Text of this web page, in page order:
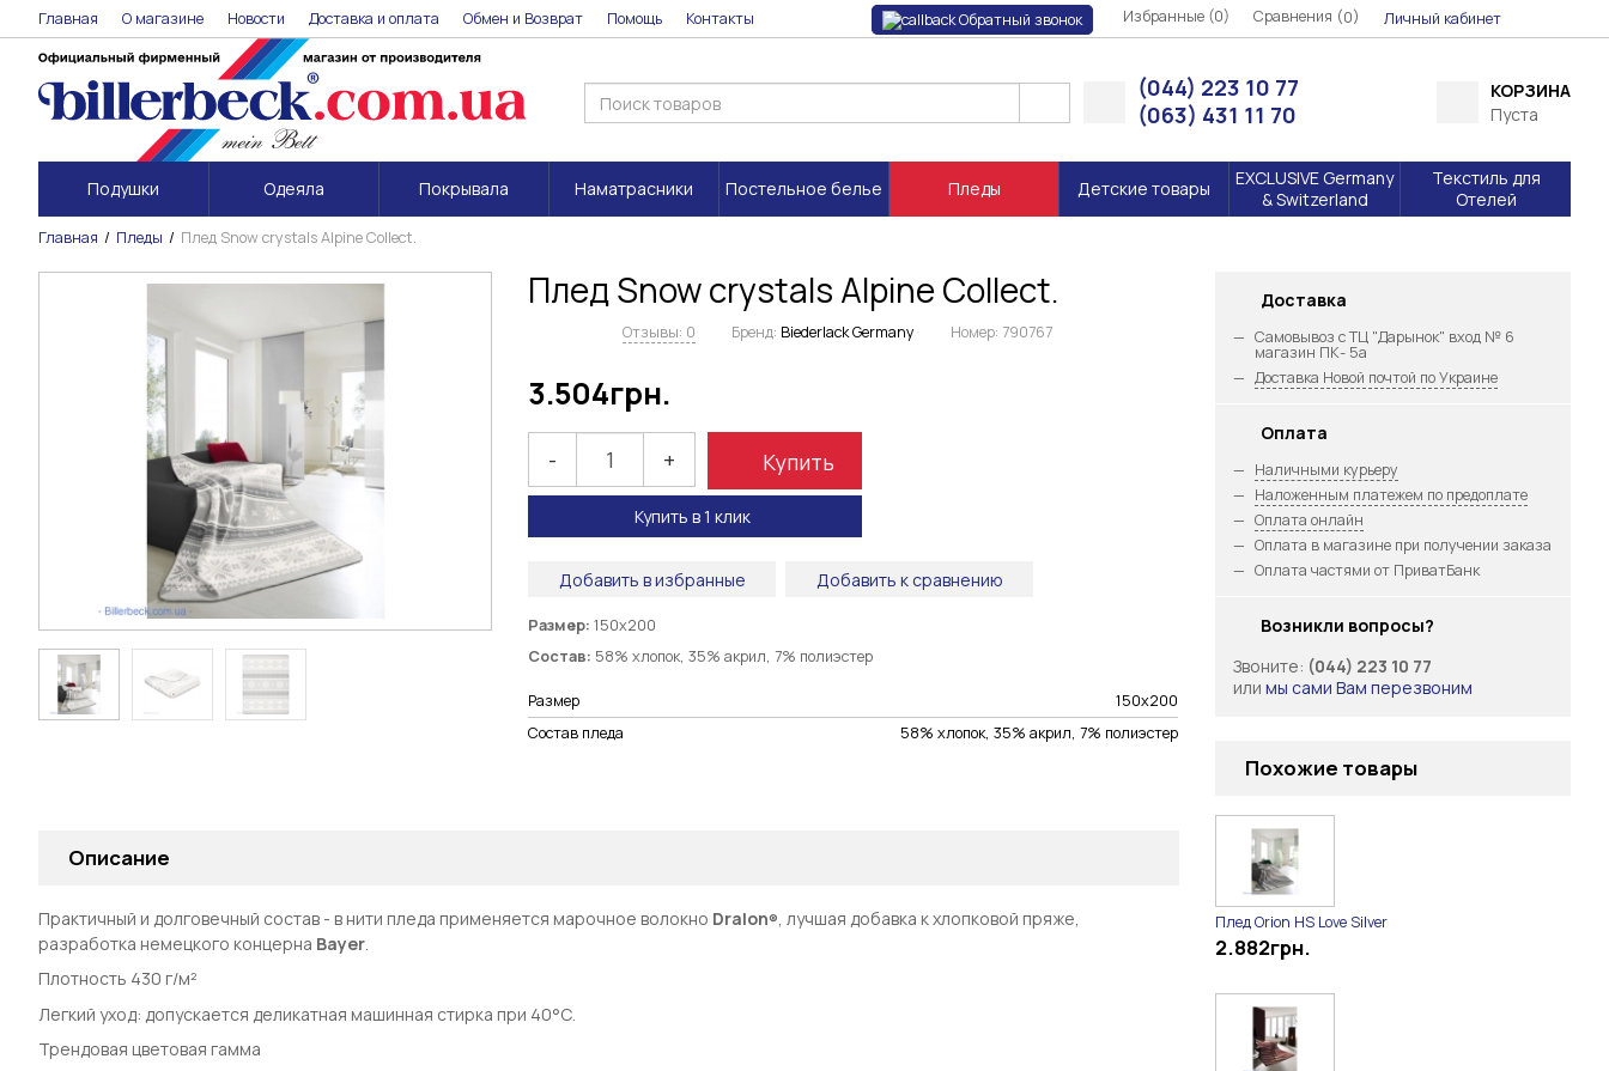
Главная О магазине Новости Доставка и оплата Обмен и Возврат Помощь Контакты Обратный звонок Избранные (0) Сравнения (0) Личный кабинет
(044) 223 10 77
(063) 431 11 70
КОРЗИНА
Пуста
Подушки Одеяла Покрывала Наматрасники Постельное белье Пледы Детские товары
EXCLUSIVE Germany
& Switzerland
Текстиль для
Отелей
Главная Пледы Плед Snow crystals Alpine Collect.
Плед Snow crystals Alpine Collect.
Отзывы: 0 Бренд: Biederlack Germany Номер: 790767
3.504грн.
- + Купить
Купить в 1 клик
Добавить в избранные Добавить к сравнению
Размер: 150х200
Состав: 58% хлопок, 35% акрил, 7% полиэстер
Размер
150х200
Состав пледа
58% хлопок, 35% акрил, 7% полиэстер
Описание
Практичный и долговечный состав - в нити пледа применяется марочное волокно Dralon® , лучшая добавка к хлопковой пряже,
разработка немецкого концерна Bayer
Плотность 430 г/м²
Легкий уход: допускается деликатная машинная стирка при 40°С.
Трендовая цветовая гамма
Доставка
Самовывоз с ТЦ "Дарынок" вход № 6
магазин ПК- 5а
Доставка Новой почтой по Украине
Оплата
Наличными курьеру
Наложенным платежем по предоплате
Оплата онлайн
Оплата в магазине при получении заказа
Оплата частями от ПриватБанк
Возникли вопросы?
Звоните: (044) 223 10 77
или мы сами Вам перезвоним
Похожие товары
Плед Orion HS Love Silver
2.882грн.